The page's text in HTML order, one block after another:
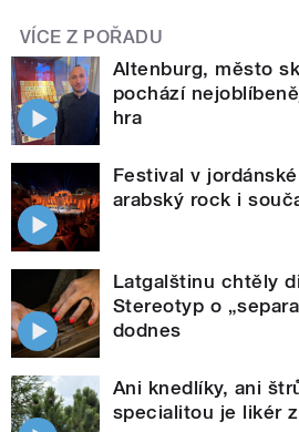
VÍCE Z POŘADU
Altenburg, město
pochází
hra
Festival v
arabský rock i
Latgalštinu chtěly
Stereotyp o
dodnes
Ani knedlíky, ani
specialitou je likér